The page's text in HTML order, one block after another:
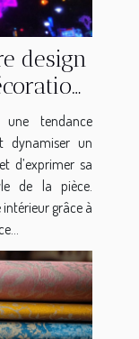
design
une tendance
dynamiser un
d’exprimer sa
de la pièce.
grâce à